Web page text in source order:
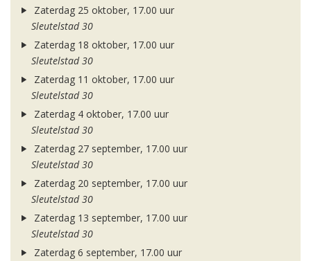
Zaterdag 25 oktober, 17.00 uur
Sleutelstad 30
Zaterdag 18 oktober, 17.00 uur
Sleutelstad 30
Zaterdag 11 oktober, 17.00 uur
Sleutelstad 30
Zaterdag 4 oktober, 17.00 uur
Sleutelstad 30
Zaterdag 27 september, 17.00 uur
Sleutelstad 30
Zaterdag 20 september, 17.00 uur
Sleutelstad 30
Zaterdag 13 september, 17.00 uur
Sleutelstad 30
Zaterdag 6 september, 17.00 uur